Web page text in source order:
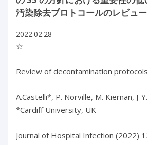
汚染除去プロトコールのレビュー
2022.02.28
☆
Review of decontamination
A.Castelli*, P. Norville, M. Kiernan, J-
*Cardiff University, UK
Journal of Hospital Infection (2022)